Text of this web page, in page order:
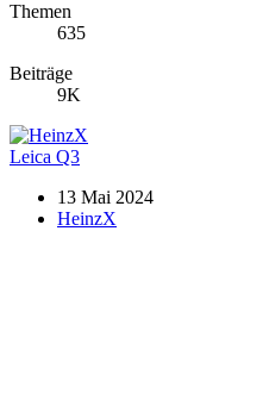
Themen
635
Beiträge
9K
Leica Q3
13 Mai 2024
HeinzX